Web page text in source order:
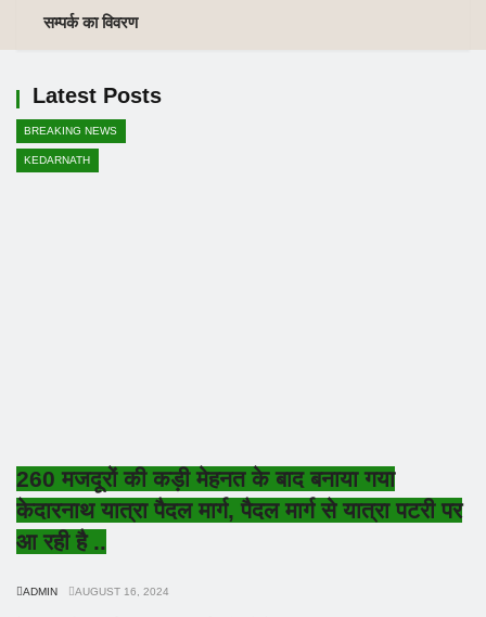
सम्पर्क का विवरण
Latest Posts
BREAKING NEWS
KEDARNATH
260 मजदूरों की कड़ी मेहनत के बाद बनाया गया
केदारनाथ यात्रा पैदल मार्ग, पैदल मार्ग से यात्रा पटरी पर
आ रही है ..
ADMIN AUGUST 16, 2024